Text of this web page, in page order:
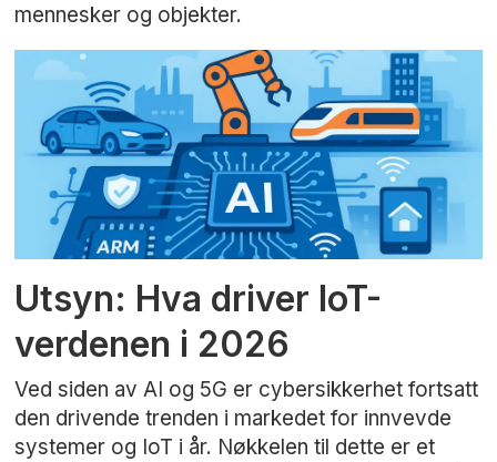
mennesker og objekter.
Utsyn: Hva driver IoT-
verdenen i 2026
Ved siden av AI og 5G er cybersikkerhet fortsatt
den drivende trenden i markedet for innvevde
systemer og IoT i år. Nøkkelen til dette er et